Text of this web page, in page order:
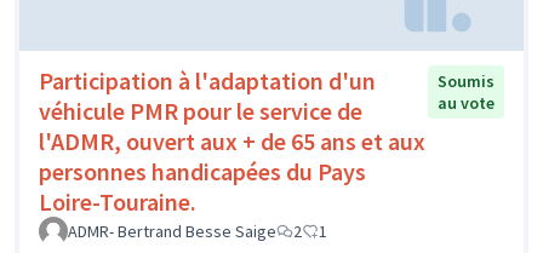
Participation à l'adaptation d'un
véhicule PMR pour le service de
l'ADMR, ouvert aux + de 65 ans et aux
personnes handicapées du Pays
Loire-Touraine.
Soumis
au vote
ADMR- Bertrand Besse Saige 2 1